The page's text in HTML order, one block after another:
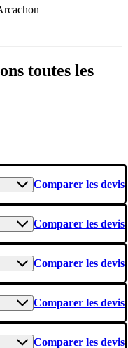
toutes les
Comparer les devis
Comparer les devis
Comparer les devis
Comparer les devis
Comparer les devis